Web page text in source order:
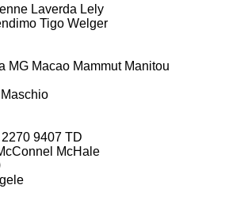
Laverda Lely
Tigo Welger
MG Macao Mammut Manitou
Maschio
2270 9407 TD
McHale